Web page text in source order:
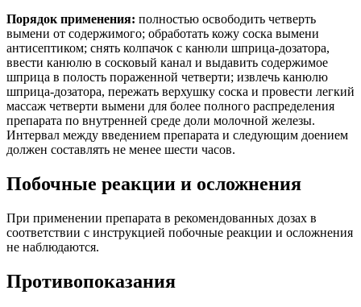
Порядок применения: полностью освободить четверть
вымени от содержимого; обработать кожу соска вымени
антисептиком; снять колпачок с канюли шприца-дозатора,
ввести канюлю в сосковый канал и выдавить содержимое
шприца в полость пораженной четверти; извлечь канюлю
шприца-дозатора, пережать верхушку соска и провести легкий
массаж четверти вымени для более полного распределения
препарата по внутренней среде доли молочной железы.
Интервал между введением препарата и следующим доением
должен составлять не менее шести часов.
Побочные реакции и осложнения
При применении препарата в рекомендованных дозах в
соответствии с инструкцией побочные реакции и осложнения
не наблюдаются.
Противопоказания